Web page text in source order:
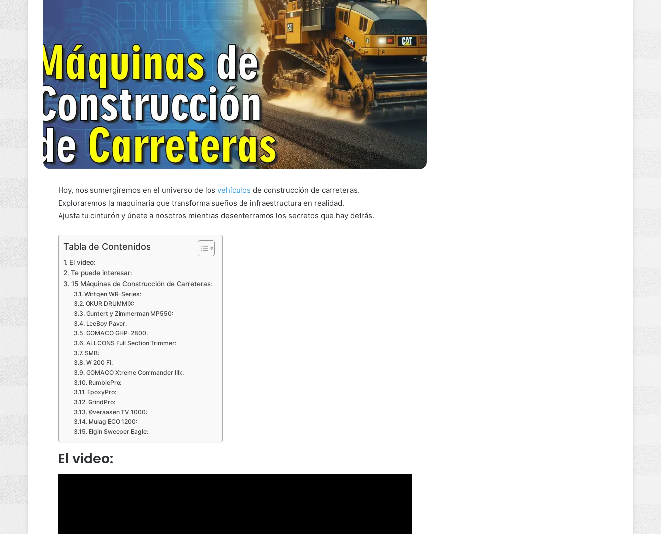
Hoy, nos sumergiremos en el universo de los vehículos de construcción de carreteras.
Exploraremos la maquinaria que transforma sueños de infraestructura en realidad.
Ajusta tu cinturón y únete a nosotros mientras desenterramos los secretos que hay detrás.
Tabla de Contenidos
El video:
Te puede interesar:
15 Máquinas de Construcción de Carreteras:
Wirtgen WR-Series:
OKUR DRUMMIX:
Guntert y Zimmerman MP550:
LeeBoy Paver:
GOMACO GHP-2800:
ALLCONS Full Section Trimmer:
SMB:
W 200 Fi:
GOMACO Xtreme Commander IIIx:
RumblePro:
EpoxyPro:
GrindPro:
Øveraasen TV 1000:
Mulag ECO 1200:
Elgin Sweeper Eagle:
El video: